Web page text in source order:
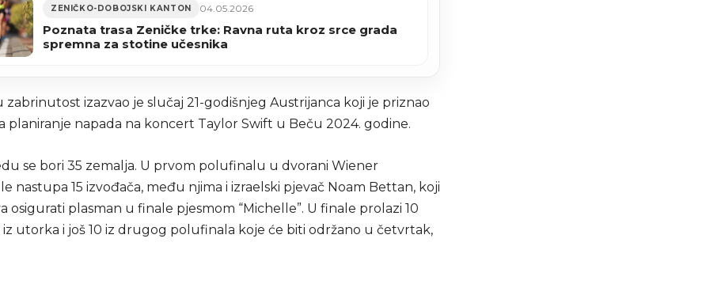
ZENIČKO-DOBOJSKI KANTON 04.05.2026
Poznata trasa Zeničke trke: Ravna ruta kroz srce grada
spremna za stotine učesnika
zabrinutost izazvao je slučaj 21-godišnjeg Austrijanca koji je priznao
planiranje napada na koncert Taylor Swift u Beču 2024. godine.
se bori 35 zemalja. U prvom polufinalu u dvorani Wiener
nastupa 15 izvođača, među njima i izraelski pjevač Noam Bettan, koji
osigurati plasman u finale pjesmom “Michelle”. U finale prolazi 10
utorka i još 10 iz drugog polufinala koje će biti održano u četvrtak,